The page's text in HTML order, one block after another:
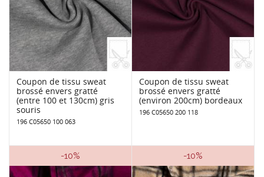
Coupon de tissu sweat
brossé envers gratté
(entre 100 et 130cm) gris
souris
196 C05650 100 063
Coupon de tissu sweat
brossé envers gratté
(environ 200cm) bordeaux
196 C05650 200 118
-10% -10%